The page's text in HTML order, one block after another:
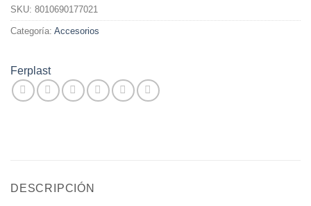
SKU: 8010690177021
Categoría: Accesorios
Ferplast
DESCRIPCIÓN